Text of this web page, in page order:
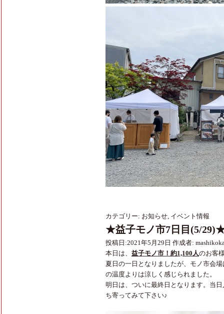
カテゴリー: お知らせ, イベント情報
★益子モノ市7日目(5/
投稿日:2021年5月29日 作成者:
本日は、 益子モノ市！約1,100人のお客
夏日の一日となりましたが、モノ市会
の温度よりは涼しく感じられました。
明日は、ついに最終日となります。当
ち寄ってみて下さい♪